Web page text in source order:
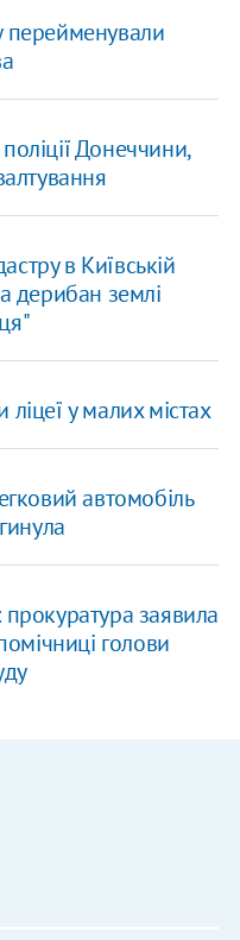
Донеччини,
в Київській
дерибан землі
у малих містах
автомобіль
заявила
голови